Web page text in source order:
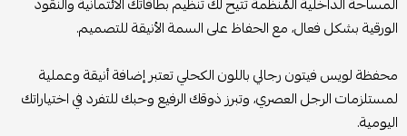
الورقية بشكل فعال، مع الحفاظ على السمة الأنيقة للتصميم.
محفظة لويس فيتون رجالي باللون الكحلي تعتبر إضافة أنيقة وعملية
لمستلزمات الرجل العصري، وتبرز ذوقك الرفيع وحبك للتفرد في اختياراتك
اليومية.